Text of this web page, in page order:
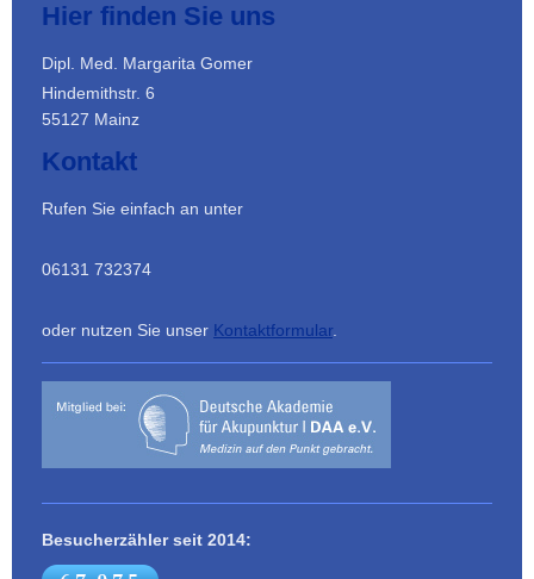
Hier finden Sie uns
Dipl. Med. Margarita Gomer
Hindemithstr. 6
55127 Mainz
Kontakt
Rufen Sie einfach an unter
06131 732374
oder nutzen Sie unser Kontaktformular
Besucherzähler seit 2014: